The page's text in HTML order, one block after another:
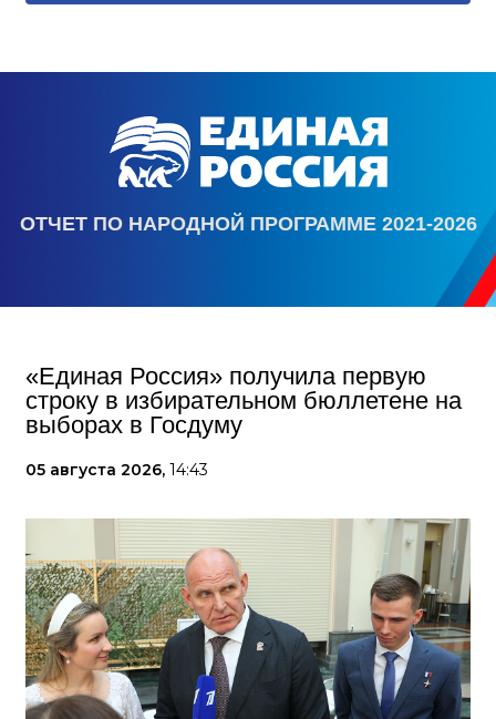
ОТЧЕТ ПО НАРОДНОЙ ПРОГРАММЕ 2021-2026
«Единая Россия» получила первую
строку в избирательном бюллетене на
выборах в Госдуму
05 августа 2026, 14:43